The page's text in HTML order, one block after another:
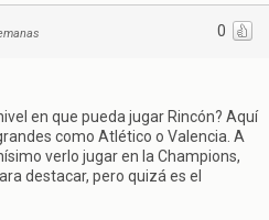
0
en que pueda jugar Rincón? Aquí
como Atlético o Valencia. A
verlo jugar en la Champions,
destacar, pero quizá es el